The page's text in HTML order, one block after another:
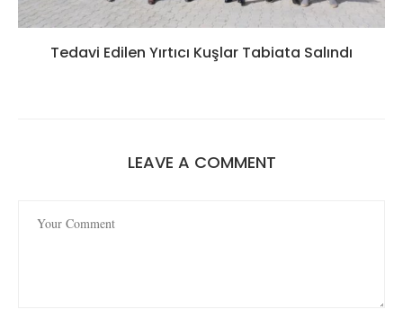
Tedavi Edilen Yırtıcı Kuşlar Tabiata Salındı
LEAVE A COMMENT